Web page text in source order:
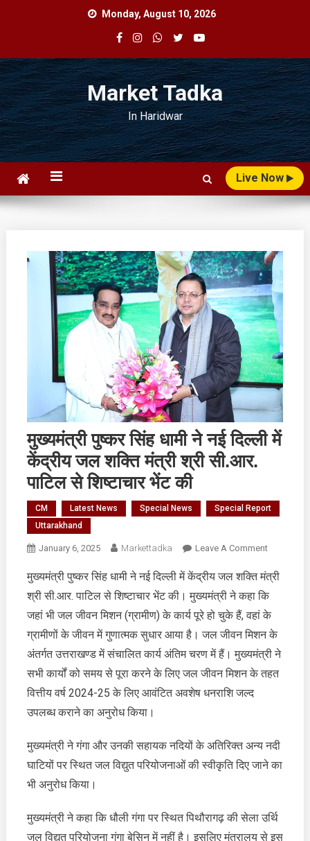
Monday, August 10, 2026
Market Tadka
In Haridwar
Live Now
मुख्यमंत्री पुष्कर सिंह धामी ने नई दिल्ली में
केंद्रीय जल शक्ति मंत्री श्री सी.आर.
पाटिल से शिष्टाचार भेंट की
CM Latest News Special News
Special Report
Uttarakhand
January 6, 2025 Markettadka Leave A CommentOn
पुष्कर
सिंह
धामी
ने
दिल्ली
में
मंत्री
सी.आर.
शिष्टाचार
भेंट
मुख्यमंत्री पुष्कर सिंह धामी ने नई दिल्ली में केंद्रीय जल शक्ति मंत्री
श्री सी.आर. पाटिल से शिष्टाचार भेंट की। मुख्यमंत्री ने कहा कि
जहां भी जल जीवन मिशन (ग्रामीण) के कार्य पूरे हो चुके हैं, वहां के
ग्रामीणों के जीवन में गुणात्मक सुधार आया है। जल जीवन मिशन के
अंतर्गत उत्तराखण्ड में संचालित कार्य अंतिम चरण में हैं। मुख्यमंत्री ने
सभी कार्यों को समय से पूरा करने के लिए जल जीवन मिशन के तहत
वित्तीय वर्ष 2024-25 के लिए आवंटित अवशेष धनराशि जल्द
उपलब्ध कराने का अनुरोध किया।
मुख्यमंत्री ने गंगा और उनकी सहायक नदियों के अतिरिक्त अन्य नदी
घाटियों पर स्थित जल विद्युत परियोजनाओं की स्वीकृति दिए जाने का
भी अनुरोध किया।
मुख्यमंत्री ने कहा कि धौली गंगा पर स्थित पिथौरागढ़ की सेला उर्थि
जल विद्युत परियोजना गंगा बेसिन में नहीं है। इसलिए मंत्रालय से इस